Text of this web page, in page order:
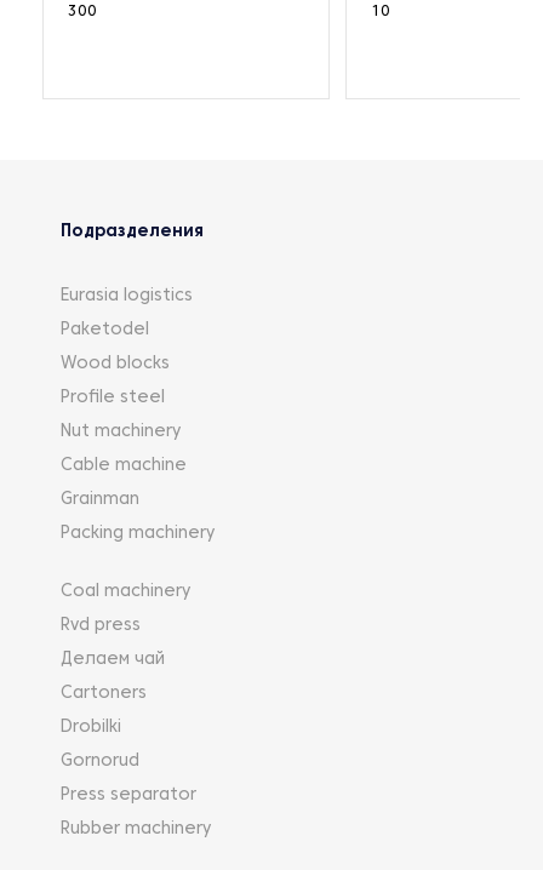
300
10
Подразделения
Eurasia logistics
Paketodel
Wood blocks
Profile steel
Nut machinery
Cable machine
Grainman
Packing machinery
Coal machinery
Rvd press
Делаем чай
Cartoners
Drobilki
Gornorud
Press separator
Rubber machinery